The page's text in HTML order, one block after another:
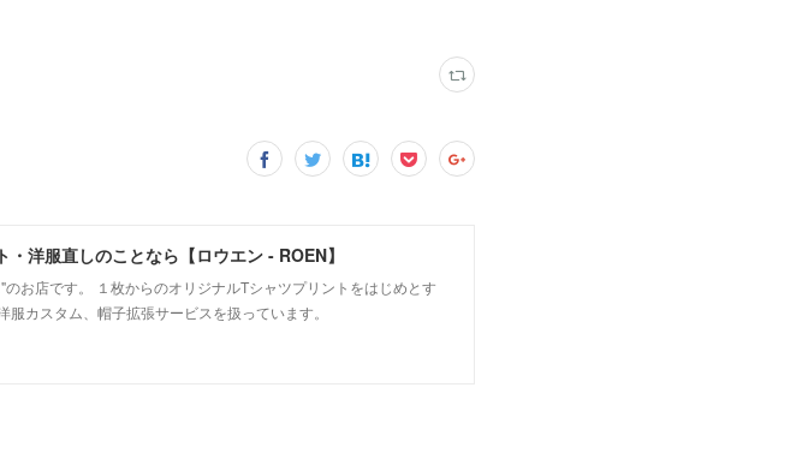
洋服直しのことなら【ロウエン - ROEN】
お店です。 １枚からのオリジナルTシャツプリントをはじめとす
カスタム、帽子拡張サービスを扱っています。